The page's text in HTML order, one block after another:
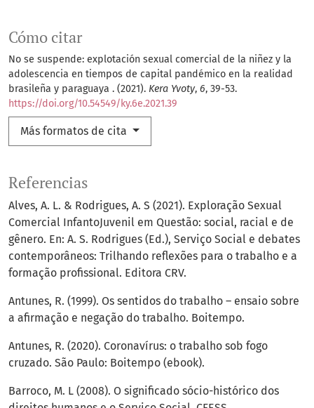
Cómo citar
No se suspende: explotación sexual comercial de la niñez y la
adolescencia en tiempos de capital pandémico en la realidad
brasileña y paraguaya . (2021). Kera Yvoty, 6, 39-53.
https://doi.org/10.54549/ky.6e.2021.39
Más formatos de cita
Referencias
Alves, A. L. & Rodrigues, A. S (2021). Exploração Sexual
Comercial InfantoJuvenil em Questão: social, racial e de
gênero. En: A. S. Rodrigues (Ed.), Serviço Social e debates
contemporâneos: Trilhando reflexões para o trabalho e a
formação profissional. Editora CRV.
Antunes, R. (1999). Os sentidos do trabalho – ensaio sobre
a afirmação e negação do trabalho. Boitempo.
Antunes, R. (2020). Coronavírus: o trabalho sob fogo
cruzado. São Paulo: Boitempo (ebook).
Barroco, M. L (2008). O significado sócio-histórico dos